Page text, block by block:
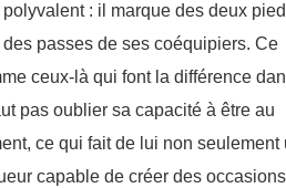
: il marque des deux
passes de ses coéquipiers. Ce
ceux-là qui font la différence
pas oublier sa capacité à être au
ce qui fait de lui non seulement
capable de créer des occasions